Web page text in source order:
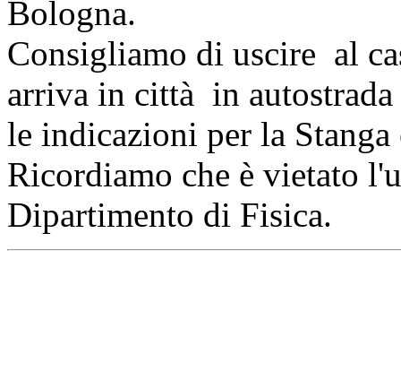
Bologna.
Consigliamo di uscire al
arriva in città in
le indicazioni per la
Ricordiamo che è vietato
Dipartimento di Fisica.